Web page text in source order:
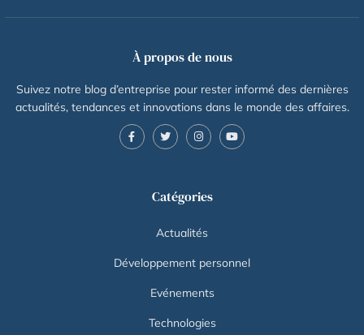
À propos de nous
Suivez notre blog d’entreprise pour rester informé des dernières
actualités, tendances et innovations dans le monde des affaires.
Catégories
Actualités
Développement personnel
Evénements
Technologies